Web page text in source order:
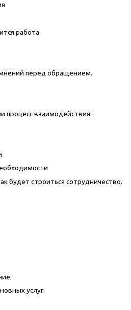
работа
перед обращением.
процесс взаимодействия:
будет строиться сотрудничество.
услуг.